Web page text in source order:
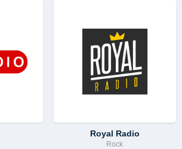
Royal Radio
Rock